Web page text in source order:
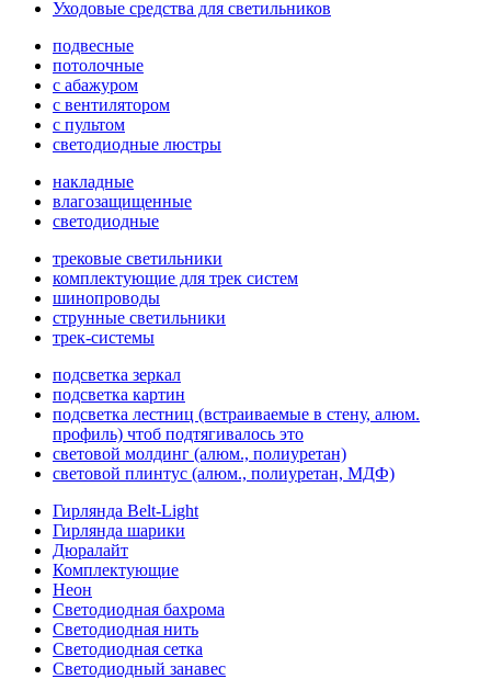
Уходовые средства для светильников
подвесные
потолочные
с абажуром
с вентилятором
с пультом
светодиодные люстры
накладные
влагозащищенные
светодиодные
трековые светильники
комплектующие для трек систем
шинопроводы
струнные светильники
трек-системы
подсветка зеркал
подсветка картин
подсветка лестниц (встраиваемые в стену, алюм.
профиль) чтоб подтягивалось это
световой молдинг (алюм., полиуретан)
световой плинтус (алюм., полиуретан, МДФ)
Гирлянда Belt-Light
Гирлянда шарики
Дюралайт
Комплектующие
Неон
Светодиодная бахрома
Светодиодная нить
Светодиодная сетка
Светодиодный занавес